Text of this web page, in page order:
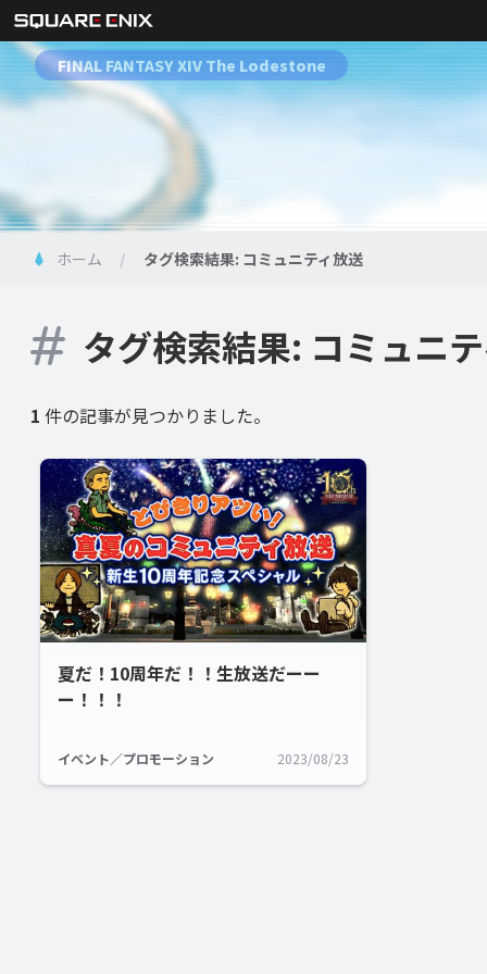
FINAL FANTASY XIV The Lodestone
ホーム タグ検索結果: コミュニティ放送
タグ検索結果: コミュニ
1 件の記事が見つかりました。
夏だ！10周年だ！！生放送だーー
ー！！！
イベント／プロモーション 2023/08/23